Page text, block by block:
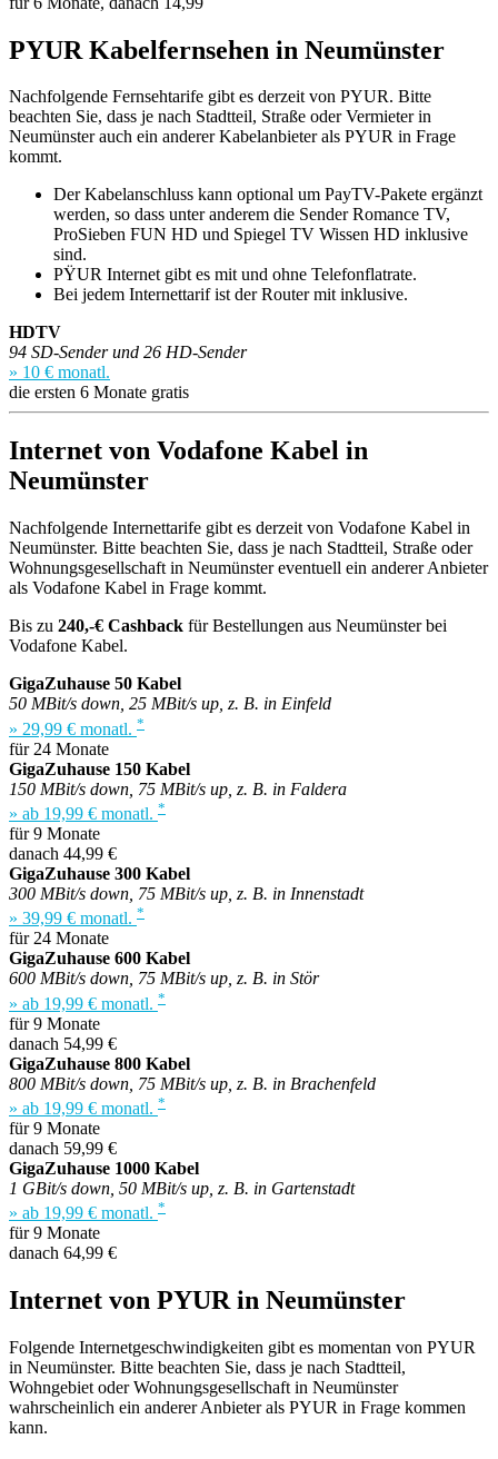
PYUR Kabelfernsehen in Neumünster
Nachfolgende Fernsehtarife gibt es derzeit von PYUR. Bitte
beachten Sie, dass je nach Stadtteil, Straße oder Vermieter in
Neumünster auch ein anderer Kabelanbieter als PYUR in Frage
kommt.
Der Kabelanschluss kann optional um PayTV-Pakete ergänzt
werden, so dass unter anderem die Sender Romance TV,
ProSieben FUN HD und Spiegel TV Wissen HD inklusive
sind.
PŸUR Internet gibt es mit und ohne Telefonflatrate.
Bei jedem Internettarif ist der Router mit inklusive.
HDTV
94 SD-Sender und 26 HD-Sender
» 10 € monatl.
die ersten 6 Monate gratis
Internet von Vodafone Kabel in
Neumünster
Nachfolgende Internettarife gibt es derzeit von Vodafone Kabel in
Neumünster. Bitte beachten Sie, dass je nach Stadtteil, Straße oder
Wohnungsgesellschaft in Neumünster eventuell ein anderer Anbieter
als Vodafone Kabel in Frage kommt.
Bis zu 240,-€ Cashback für Bestellungen aus Neumünster bei
Vodafone Kabel.
GigaZuhause 50 Kabel
50 MBit/s down, 25 MBit/s up, z. B. in Einfeld
» 29,99 € monatl. *
für 24 Monate
GigaZuhause 150 Kabel
150 MBit/s down, 75 MBit/s up, z. B. in Faldera
» ab 19,99 € monatl. *
für 9 Monate
danach 44,99 €
GigaZuhause 300 Kabel
300 MBit/s down, 75 MBit/s up, z. B. in Innenstadt
» 39,99 € monatl. *
für 24 Monate
GigaZuhause 600 Kabel
600 MBit/s down, 75 MBit/s up, z. B. in Stör
» ab 19,99 € monatl. *
für 9 Monate
danach 54,99 €
GigaZuhause 800 Kabel
800 MBit/s down, 75 MBit/s up, z. B. in Brachenfeld
» ab 19,99 € monatl. *
für 9 Monate
danach 59,99 €
GigaZuhause 1000 Kabel
1 GBit/s down, 50 MBit/s up, z. B. in Gartenstadt
» ab 19,99 € monatl. *
für 9 Monate
danach 64,99 €
Internet von PYUR in Neumünster
Folgende Internetgeschwindigkeiten gibt es momentan von PYUR
in Neumünster. Bitte beachten Sie, dass je nach Stadtteil,
Wohngebiet oder Wohnungsgesellschaft in Neumünster
wahrscheinlich ein anderer Anbieter als PYUR in Frage kommen
kann.